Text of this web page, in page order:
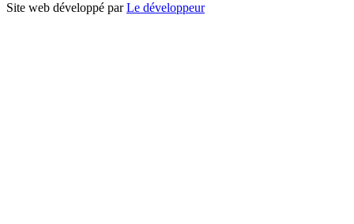
Site web développé parLe développeur